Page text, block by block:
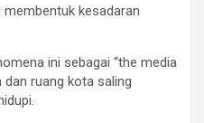
kesadaran
ini sebagai “the media
ruang kota saling